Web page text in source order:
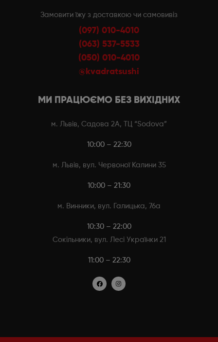
Замовити їжу з доставкою чи самовивіз
(097) 010-4010
(063) 537-5533
(050) 010-4010
@kvadratsushi
МИ ПРАЦЮЄМО БЕЗ ВИХІДНИХ
м. Львів, Садова 2А, ТЦ “Sodova”
10:00 – 22:30
м. Львів, вул. Червоної Калини 35
10:00 – 21:30
м. Винники, вул. Галицька, 76а
10:30 – 22:00
Сокільники, вул. Лесі Українки 21
11:00 – 22:30